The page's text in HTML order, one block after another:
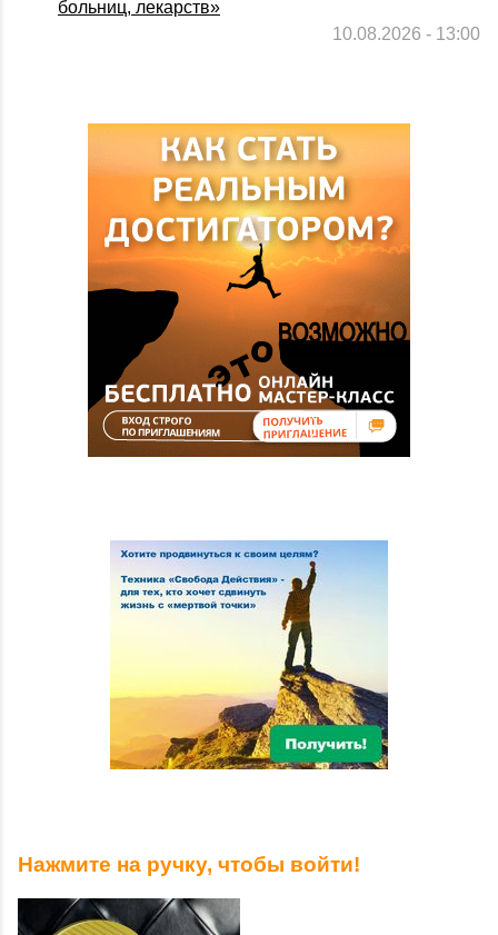
больниц, лекарств»
10.08.2026 - 13:00
Нажмите на ручку, чтобы войти!